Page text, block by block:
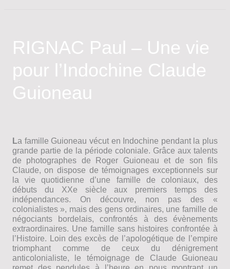
chez
les
Viets
RIGNAC Paul – Une vie
pour l’Indochine Claude
Guioneau
La famille Guioneau vécut en Indochine pendant la plus
grande partie de la période coloniale. Grâce aux talents
de photographes de Roger Guioneau et de son fils
Claude, on dispose de témoignages exceptionnels sur
la vie quotidienne d’une famille de coloniaux, des
débuts du XXe siècle aux premiers temps des
indépendances. On découvre, non pas des «
colonialistes », mais des gens ordinaires, une famille de
négociants bordelais, confrontés à des évènements
extraordinaires. Une famille sans histoires confrontée à
l’Histoire. Loin des excès de l’apologétique de l’empire
triomphant comme de ceux du dénigrement
anticolonialiste, le témoignage de Claude Guioneau